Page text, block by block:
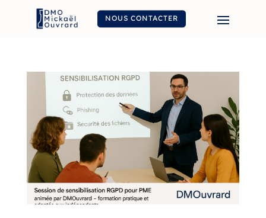
NOUS CONTACTER